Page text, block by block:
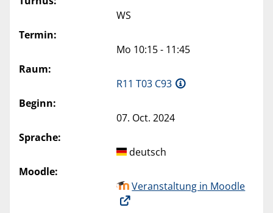
WS
Termin:
Mo 10:15 - 11:45
Raum:
R11 T03 C93
Beginn:
07. Oct. 2024
Sprache:
deutsch
Moodle:
Veranstaltung in Moodle